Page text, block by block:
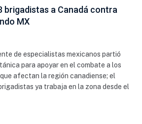
brigadistas a Canadá contra
MX
de especialistas mexicanos partió
para apoyar en el combate a los
afectan la región canadiense; el
ya trabaja en la zona desde el